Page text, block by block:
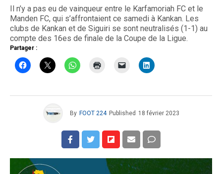
Il n’y a pas eu de vainqueur entre le Karfamoriah FC et le
Manden FC, qui s’affrontaient ce samedi à Kankan. Les
clubs de Kankan et de Siguiri se sont neutralisés (1-1) au
compte des 16es de finale de la Coupe de la Ligue.
Partager :
By FOOT 224 Published 18 février 2023